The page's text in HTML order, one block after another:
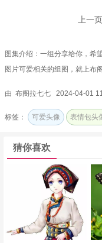
上一页
图集介绍：一组分享给你，希
图片可爱相关的组图，就上布
由 布阁拉七七 2024-04-01
标签： 可爱头像 表情包头
猜你喜欢